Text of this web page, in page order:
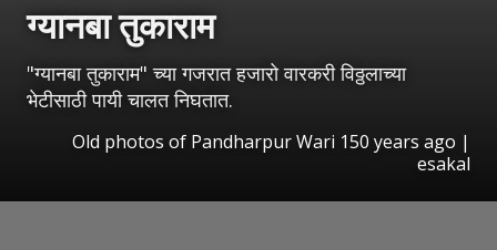
ग्यानबा तुकाराम
"ग्यानबा तुकाराम" च्या गजरात हजारो वारकरी विठ्ठलाच्या
भेटीसाठी पायी चालत निघतात.
Old photos of Pandharpur Wari 150 years ago |
esakal